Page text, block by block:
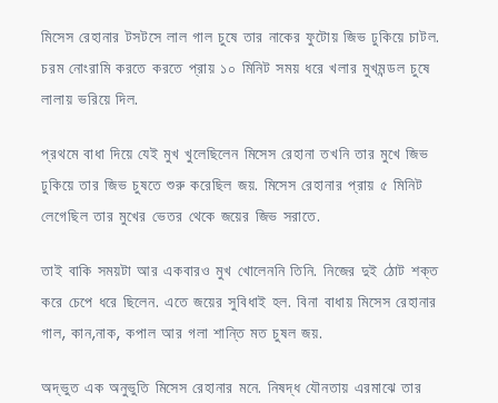
মিসেস রেহানার টসটসে লাল গাল চুষে তার নাকের ফুটোয় জিভ ঢুকিয়ে চাটল.
চরম নোংরামি করতে করতে প্রায় ১০ মিনিট সময় ধরে খলার মুখমন্ডল চুষে
লালায় ভরিয়ে দিল.
প্রথমে বাধা দিয়ে যেই মুখ খুলেছিলেন মিসেস রেহানা তখনি তার মুখে জিভ
ঢুকিয়ে তার জিভ চুষতে শুরু করেছিল জয়. মিসেস রেহানার প্রায় ৫ মিনিট
লেগেছিল তার মুখের ভেতর থেকে জয়ের জিভ সরাতে.
তাই বাকি সময়টা আর একবারও মুখ খোলেননি তিনি. নিজের দুই ঠোট শক্ত
করে চেপে ধরে ছিলেন. এতে জয়ের সুবিধাই হল. বিনা বাধায় মিসেস রেহানার
গাল, কান,নাক, কপাল আর গলা শান্তি মত চুষল জয়.
অদ্ভুত এক অনুভুতি মিসেস রেহানার মনে. নিষদ্ধ যৌনতায় এরমাঝে তার